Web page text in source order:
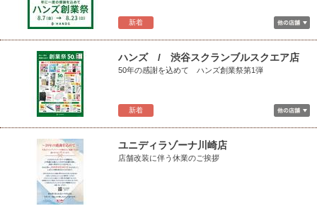
新着
新着
ハンズ / 渋谷スクランブルスクエア店
50年の感謝を込めて ハンズ創業祭第1弾
ユニディラゾーナ川崎店
店舗改装に伴う休業のご挨拶